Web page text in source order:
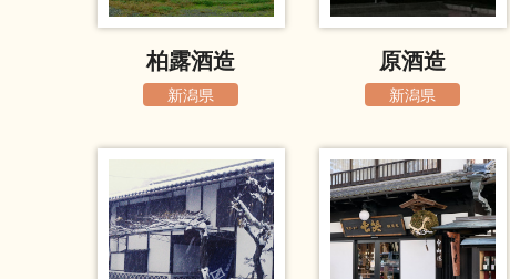
柏露酒造
新潟県
原酒造
新潟県